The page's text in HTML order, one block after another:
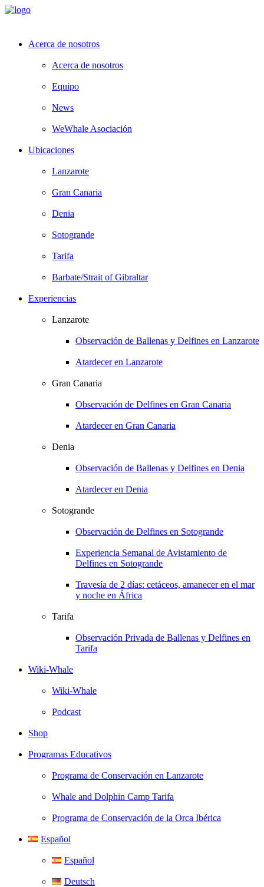
Acerca de nosotros
Acerca de nosotros
Equipo
News
WeWhale Asociación
Ubicaciones
Lanzarote
Gran Canaria
Denia
Sotogrande
Tarifa
Barbate/Strait of Gibraltar
Experiencias
Lanzarote
Observación de Ballenas y Delfines en Lanzarote
Atardecer en Lanzarote
Gran Canaria
Observación de Delfines en Gran Canaria
Atardecer en Gran Canaria
Denia
Observación de Ballenas y Delfines en Denia
Atardecer en Denia
Sotogrande
Observación de Delfines en Sotogrande
Experiencia Semanal de Avistamiento de
Delfines en Sotogrande
Travesía de 2 días: cetáceos, amanecer en el mar
y noche en África
Tarifa
Observación Privada de Ballenas y Delfines en
Tarifa
Wiki-Whale
Wiki-Whale
Podcast
Shop
Programas Educativos
Programa de Conservación en Lanzarote
Whale and Dolphin Camp Tarifa
Programa de Conservación de la Orca Ibérica
Español
Español
Deutsch